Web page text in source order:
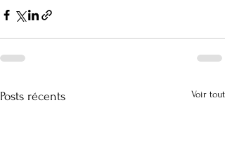
Posts récents Voir tout